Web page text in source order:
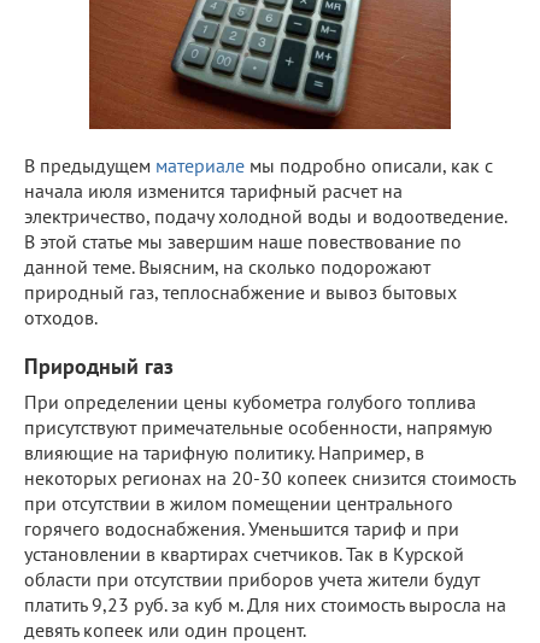
В предыдущем материале мы подробно описали, как с
начала июля изменится тарифный расчет на
электричество, подачу холодной воды и водоотведение.
В этой статье мы завершим наше повествование по
данной теме. Выясним, на сколько подорожают
природный газ, теплоснабжение и вывоз бытовых
отходов.
Природный газ
При определении цены кубометра голубого топлива
присутствуют примечательные особенности, напрямую
влияющие на тарифную политику. Например, в
некоторых регионах на 20-30 копеек снизится стоимость
при отсутствии в жилом помещении центрального
горячего водоснабжения. Уменьшится тариф и при
установлении в квартирах счетчиков. Так в Курской
области при отсутствии приборов учета жители будут
платить 9,23 руб. за куб м. Для них стоимость выросла на
девять копеек или один процент.